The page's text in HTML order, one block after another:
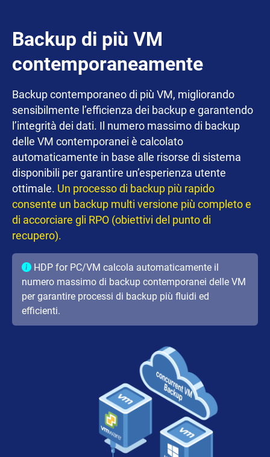
Backup di più VM
contemporaneamente
Backup contemporaneo di più VM, migliorando
sensibilmente l’efficienza dei backup e garantendo
l’integrità dei dati. Il numero massimo di backup
delle VM contemporanei è calcolato
automaticamente in base alle risorse di sistema
disponibili per garantire un’esperienza utente
ottimale. Un processo di backup più rapido
consente un backup multi versione più completo e
di accorciare gli RPO (obiettivi del punto di
recupero).
HDP for PC/VM calcola automaticamente il
numero massimo di backup contemporanei delle VM
per garantire processi di backup più fluidi ed
efficienti.